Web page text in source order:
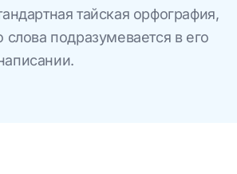
тайская орфография,
слова подразумевается в его